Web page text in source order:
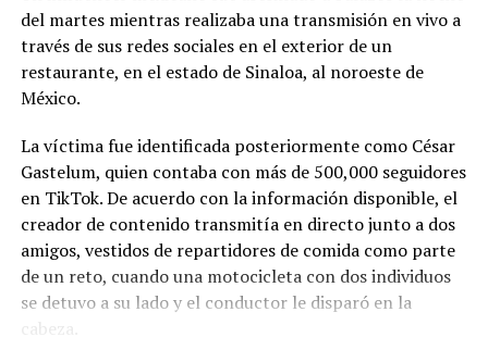
del martes mientras realizaba una transmisión en vivo a
través de sus redes sociales en el exterior de un
restaurante, en el estado de Sinaloa, al noroeste de
México.
La víctima fue identificada posteriormente como César
Gastelum, quien contaba con más de 500,000 seguidores
en TikTok. De acuerdo con la información disponible, el
creador de contenido transmitía en directo junto a dos
amigos, vestidos de repartidores de comida como parte
de un reto, cuando una motocicleta con dos individuos
se detuvo a su lado y el conductor le disparó en la
cabeza.